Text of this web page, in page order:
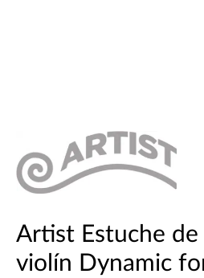
Artist Estuche de
violín Dynamic